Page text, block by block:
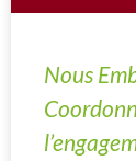
Nous